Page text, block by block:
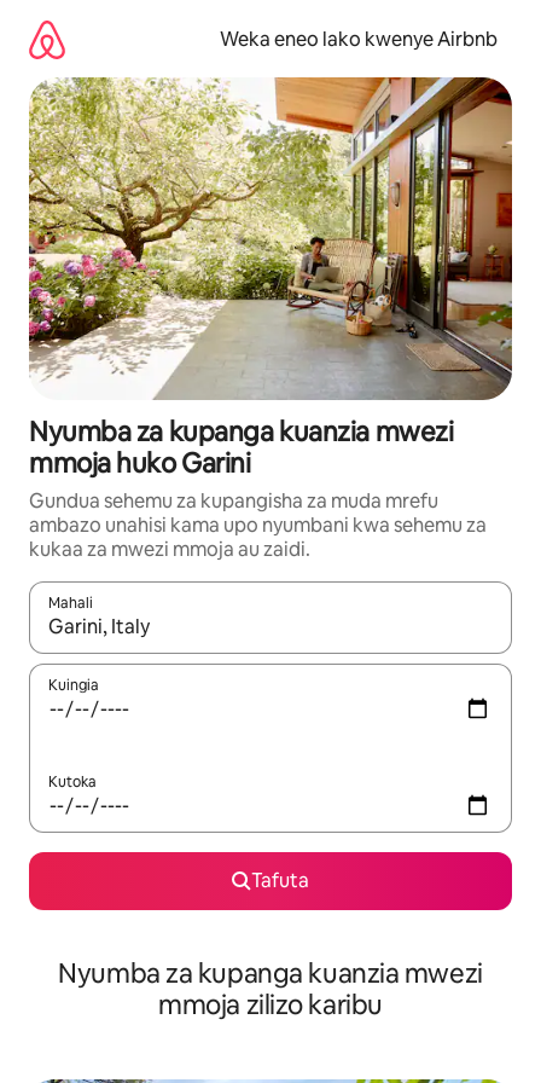
kwenda
kwenye
maudhui
Weka eneo lako kwenye Airbnb
Nyumba za kupanga kuanzia mwezi
mmoja huko Garini
Gundua sehemu za kupangisha za muda mrefu
ambazo unahisi kama upo nyumbani kwa sehemu za
kukaa za mwezi mmoja au zaidi.
Mahali
Wakati matokeo yanapatikana, vinjari kwa kutumia vitufe vya
Kuingia
Kutoka
Tafuta
Nyumba za kupanga kuanzia mwezi
mmoja zilizo karibu